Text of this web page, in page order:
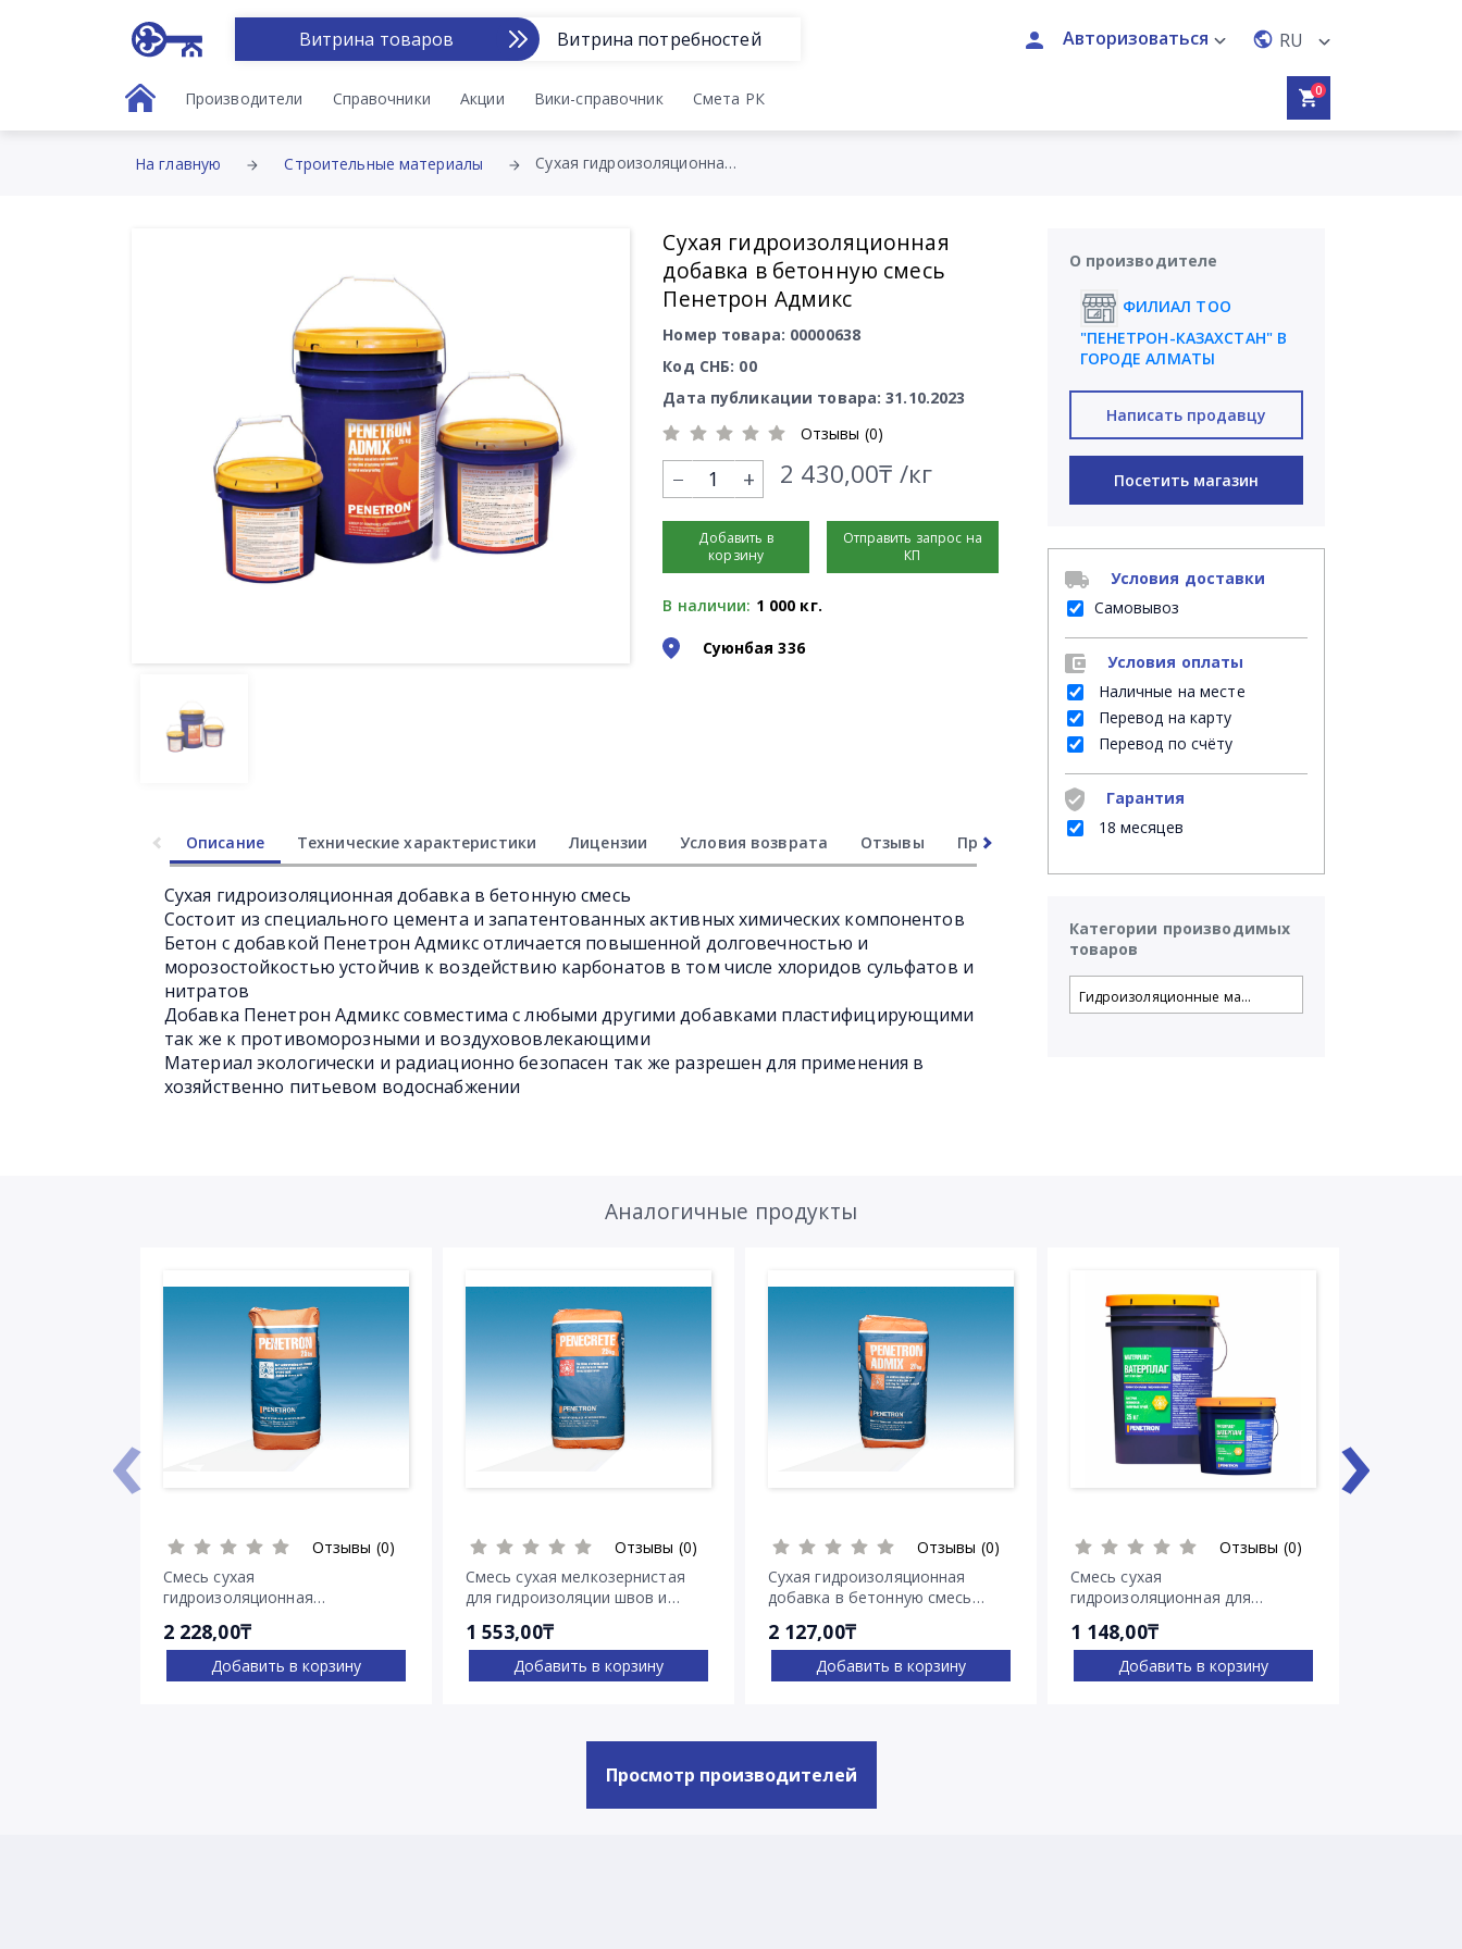
Витрина товаров Витрина потребностей Авторизоваться RU
Производители Справочники Акции Вики-справочник Смета РК 0
На главную Строительные материалы Сухая гидроизоляционная добавка в бетонную смесь Пенетрон Адмикс
Сухая гидроизоляционная
добавка в бетонную смесь
Пенетрон Адмикс
Номер товара: 00000638
Код СНБ: 00
Дата публикации товара: 31.10.2023
Отзывы (0)
+ 2 430,00₸ /кг
Добавить в
корзину
Отправить запрос на
КП
В наличии: 1 000 кг.
Суюнбая 336
Описание Технические характеристики Лицензии Условия возврата Отзывы Прочее Часто задаваемые вопросы
Сухая гидроизоляционная добавка в бетонную смесь
Состоит из специального цемента и запатентованных активных химических компонентов
Бетон с добавкой Пенетрон Адмикс отличается повышенной долговечностью и
морозостойкостью устойчив к воздействию карбонатов в том числе хлоридов сульфатов и
нитратов
Добавка Пенетрон Адмикс совместима с любыми другими добавками пластифицирующими
так же к противоморозными и воздухововлекающими
Материал экологически и радиационно безопасен так же разрешен для применения в
хозяйственно питьевом водоснабжении
О производителе
ФИЛИАЛ ТОО
"ПЕНЕТРОН-КАЗАХСТАН" В
ГОРОДЕ АЛМАТЫ
Написать продавцу
Посетить магазин
Условия доставки
Самовывоз
Условия оплаты
Наличные на месте
Перевод на карту
Перевод по счёту
Гарантия
18 месяцев
Категории производимых
товаров
Гидроизоляционные ма...
Аналогичные продукты
Отзывы (0)
Смесь сухая
гидроизоляционная
Пенетрон
2 228,00₸
Добавить в корзину
Отзывы (0)
Смесь сухая мелкозернистая
для гидроизоляции швов и
1 553,00₸
Добавить в корзину
Отзывы (0)
Сухая гидроизоляционная
добавка в бетонную смесь
2 127,00₸
Добавить в корзину
Отзывы (0)
Смесь сухая
гидроизоляционная для
Ватерплаг
1 148,00₸
Добавить в корзину
‹ ›
Просмотр производителей